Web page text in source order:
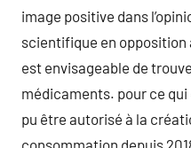
image positive dans
scientifique en opposition
est envisageable de
médicaments. pour ce qui
pu être autorisé à la
consommation depuis